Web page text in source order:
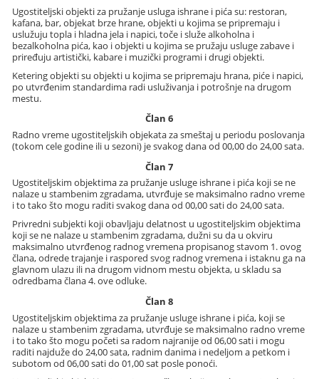
Ugostiteljski objekti za pružanje usluga ishrane i pića su: restoran,
kafana, bar, objekat brze hrane, objekti u kojima se pripremaju i
uslužuju topla i hladna jela i napici, toče i služe alkoholna i
bezalkoholna pića, kao i objekti u kojima se pružaju usluge zabave i
priređuju artistički, kabare i muzički programi i drugi objekti.
Ketering objekti su objekti u kojima se pripremaju hrana, piće i napici,
po utvrđenim standardima radi usluživanja i potrošnje na drugom
mestu.
Član 6
Radno vreme ugostiteljskih objekata za smeštaj u periodu poslovanja
(tokom cele godine ili u sezoni) je svakog dana od 00,00 do 24,00 sata.
Član 7
Ugostiteljskim objektima za pružanje usluge ishrane i pića koji se ne
nalaze u stambenim zgradama, utvrđuje se maksimalno radno vreme
i to tako što mogu raditi svakog dana od 00,00 sati do 24,00 sata.
Privredni subjekti koji obavljaju delatnost u ugostiteljskim objektima
koji se ne nalaze u stambenim zgradama, dužni su da u okviru
maksimalno utvrđenog radnog vremena propisanog stavom 1. ovog
člana, odrede trajanje i raspored svog radnog vremena i istaknu ga na
glavnom ulazu ili na drugom vidnom mestu objekta, u skladu sa
odredbama člana 4. ove odluke.
Član 8
Ugostiteljskim objektima za pružanje usluge ishrane i pića, koji se
nalaze u stambenim zgradama, utvrđuje se maksimalno radno vreme
i to tako što mogu početi sa radom najranije od 06,00 sati i mogu
raditi najduže do 24,00 sata, radnim danima i nedeljom a petkom i
subotom od 06,00 sati do 01,00 sat posle ponoći.